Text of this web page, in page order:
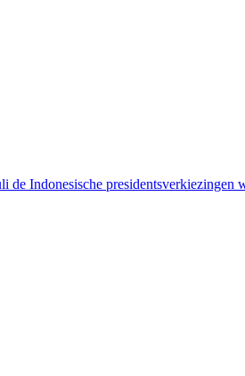
Indonesische